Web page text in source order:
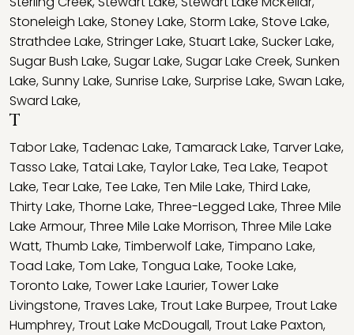
Stoneleigh Lake,Stoney Lake,Storm Lake,Stove Lake,
Strathdee Lake,Stringer Lake,Stuart Lake,Sucker Lake,
Sugar Bush Lake,Sugar Lake,Sugar Lake Creek,Sunken
Lake,Sunny Lake,Sunrise Lake,Surprise Lake,Swan Lake,
Sward Lake,
T
Tabor Lake,Tadenac Lake,Tamarack Lake,Tarver Lake,
Tasso Lake,Tatai Lake,Taylor Lake,Tea Lake,Teapot
Lake,Tear Lake,Tee Lake,Ten Mile Lake,Third Lake,
Thirty Lake,Thorne Lake,Three-Legged Lake,Three Mile
Lake Armour,Three Mile Lake Morrison,Three Mile Lake
Watt,Thumb Lake,Timberwolf Lake,Timpano Lake,
Toad Lake,Tom Lake,Tongua Lake,Tooke Lake,
Toronto Lake,Tower Lake Laurier,Tower Lake
Livingstone,Traves Lake,Trout Lake Burpee,Trout Lake
Humphrey,Trout Lake McDougall,Trout Lake Paxton,